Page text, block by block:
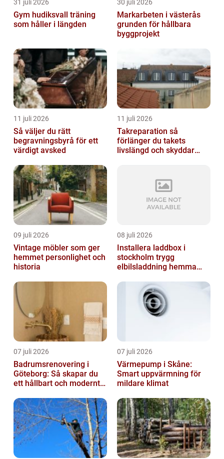
31 juli 2026
Gym hudiksvall träning
som håller i längden
30 juli 2026
Markarbeten i västerås
grunden för hållbara
byggprojekt
11 juli 2026
Så väljer du rätt
begravningsbyrå för ett
värdigt avsked
11 juli 2026
Takreparation så
förlänger du takets
livslängd och skyddar
09 juli 2026
Vintage möbler som ger
hemmet personlighet och
historia
08 juli 2026
Installera laddbox i
stockholm trygg
elbilsladdning hemma
07 juli 2026
Badrumsrenovering i
Göteborg: Så skapar du
ett hållbart och modernt
07 juli 2026
Värmepump i Skåne:
Smart uppvärmning för
mildare klimat